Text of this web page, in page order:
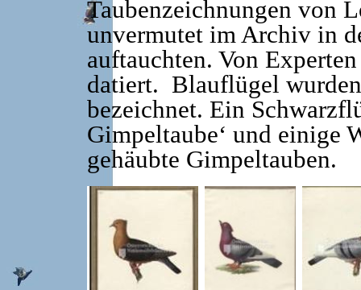
Taubenzeichnungen von
unvermutet im Archiv in
auftauchten. Von
datiert. Blauflügel
bezeichnet. Ein
Gimpeltaube‘ und einige
gehäubte Gimpeltauben.